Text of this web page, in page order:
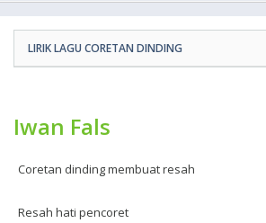
LIRIK LAGU CORETAN DINDING
Iwan Fals
Coretan dinding membuat resah
Resah hati pencoret